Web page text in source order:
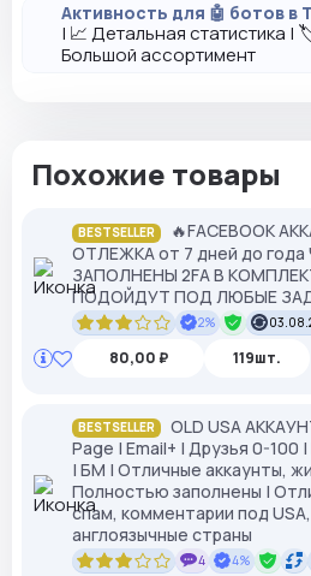
Активность для 🤖 ботов в
| 📈 Детальная статистика
Большой ассортимент
Похожие товары
BESTSELLER
🔥FACEBOOK
ОТЛЕЖКА от 7 дней до
ЗАПОЛНЕНЫ 2FA В
ПОДОЙДУТ ПОД ЛЮБЫЕ
2%
80,00 ₽ 119шт.
BESTSELLER
OLD USA
Page | Email+ | Друзья 0-100
| БМ | Отличные аккаунты,
Полностью заполнены |
cпам, комментарии под USA,
англоязычные страны
4 4%